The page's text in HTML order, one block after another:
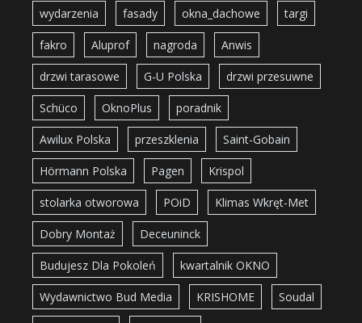
wydarzenia fasady okna_dachowe targi
fakro Aluprof nagroda Anwis
drzwi tarasowe G-U Polska drzwi przesuwne
Schüco OknoPlus poradnik
Awilux Polska przeszklenia Saint-Gobain
Hörmann Polska Pagen Krispol
stolarka otworowa POiD Klimas Wkręt-Met
Dobry Montaż Deceuninck
Budujesz Dla Pokoleń kwartalnik OKNO
Wydawnictwo Bud Media KRISHOME Soudal